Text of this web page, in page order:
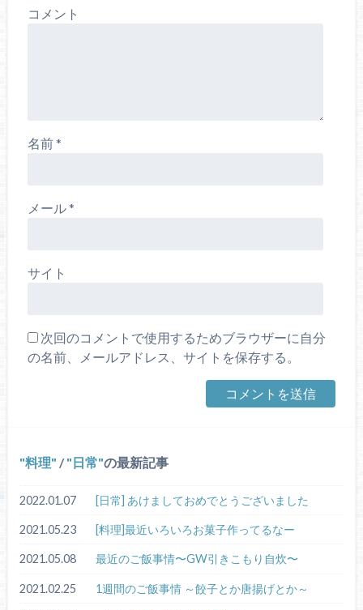
コメント
名前*
メール*
サイト
次回のコメントで使用するためブラウザーに自分
の名前、メールアドレス、サイトを保存する。
料理 / 日常 の最新記事
2022.01.07 [日常] あけましておめでとうございました
2021.05.23 [料理]最近いろいろお菓子作ってるなー
2021.05.08 最近のご飯事情〜GW引きこもり自炊〜
2021.02.25 1週間のご飯事情 ～餃子とか唐揚げとか～